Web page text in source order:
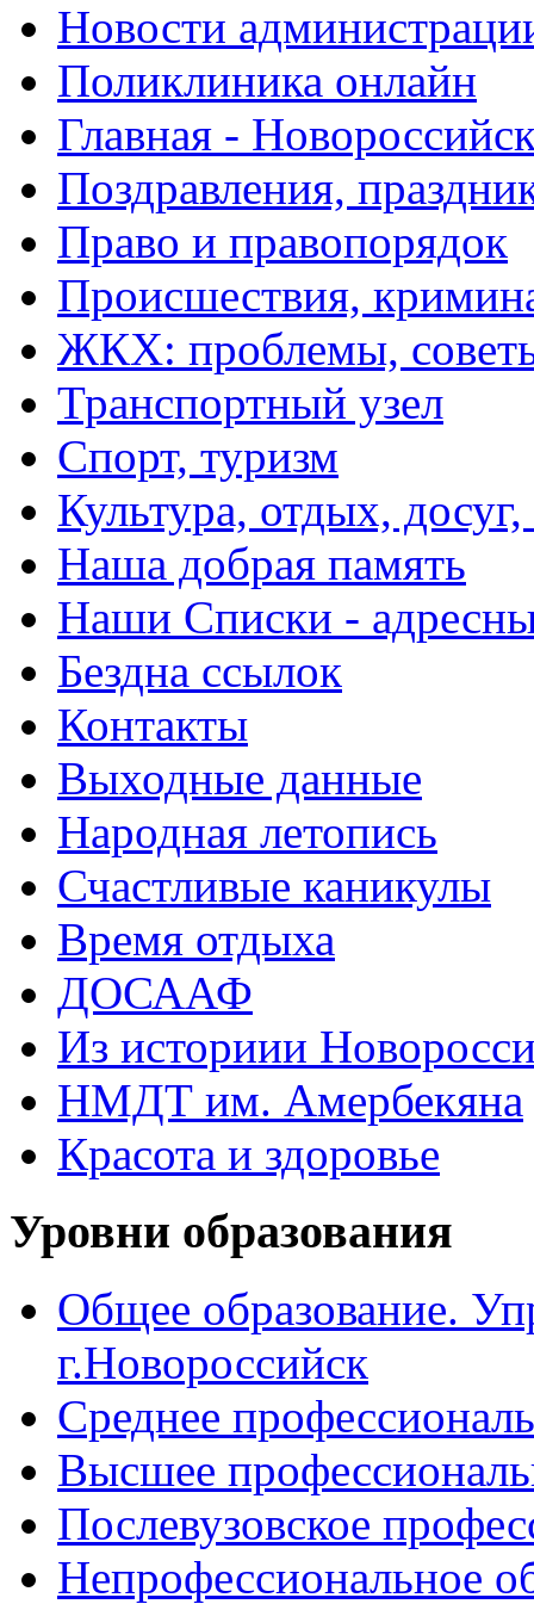
Новости
Поликлиника онлайн
Главная -
Поздравления,
Право и правопорядок
Происшествия,
ЖКХ: проблемы,
Транспортный узел
Спорт, туризм
Культура, отдых,
Наша добрая память
Наши Списки -
Бездна ссылок
Контакты
Выходные данные
Народная летопись
Счастливые каникулы
Время отдыха
ДОСААФ
Из историии
НМДТ им. Амербекяна
Красота и здоровье
Уровни образования
Общее образование.
г.Новороссийск
Среднее
Высшее
Послевузовское
Непрофессиональное